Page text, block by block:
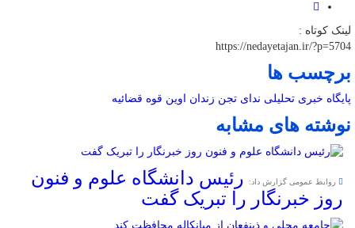
لینک کوتاه :
https://nedayetajan.ir/?p=5704
برچسب ها
پایگاه خبری تحلیلی ندای تجن زندان اوین قوه قضائیه
نوشته های مشابه
روابط عمومی گزارش داد:
رئیس دانشگاه علوم و فنون
روز خبرنگار را تبریک گفت